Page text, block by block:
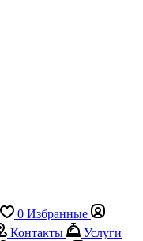
0 Избранные
Контакты
Услуги